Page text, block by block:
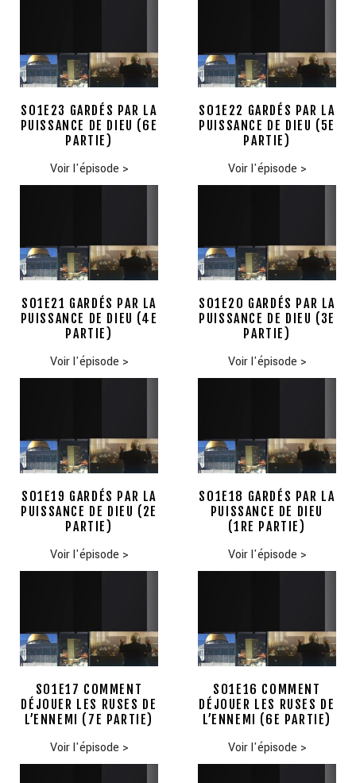
S01E23 GARDÉS PAR LA
PUISSANCE DE DIEU (6E
PARTIE)
Voir l'épisode >
S01E22 GARDÉS PAR LA
PUISSANCE DE DIEU (5E
PARTIE)
Voir l'épisode >
S01E21 GARDÉS PAR LA
PUISSANCE DE DIEU (4E
PARTIE)
Voir l'épisode >
S01E20 GARDÉS PAR LA
PUISSANCE DE DIEU (3E
PARTIE)
Voir l'épisode >
S01E19 GARDÉS PAR LA
PUISSANCE DE DIEU (2E
PARTIE)
Voir l'épisode >
S01E18 GARDÉS PAR LA
PUISSANCE DE DIEU
(1RE PARTIE)
Voir l'épisode >
S01E17 COMMENT
DÉJOUER LES RUSES DE
L’ENNEMI (7E PARTIE)
Voir l'épisode >
S01E16 COMMENT
DÉJOUER LES RUSES DE
L’ENNEMI (6E PARTIE)
Voir l'épisode >